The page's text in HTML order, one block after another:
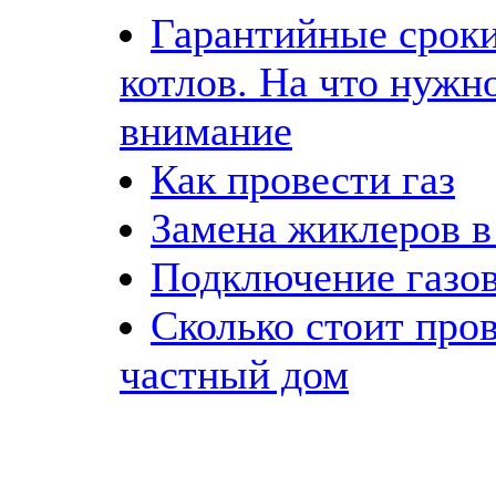
Гарантийные
котлов. На что
внимание
Как провести газ
Замена жиклеров
Подключение
Сколько стоит
частный дом